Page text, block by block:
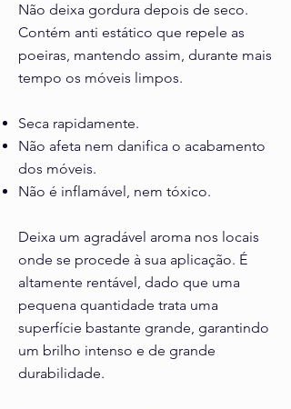
Não deixa gordura depois de seco.
Contém anti estático que repele as
poeiras, mantendo assim, durante mais
tempo os móveis limpos.
Seca rapidamente.
Não afeta nem danifica o acabamento
dos móveis.
Não é inflamável, nem tóxico.
Deixa um agradável aroma nos locais
onde se procede à sua aplicação. É
altamente rentável, dado que uma
pequena quantidade trata uma
superfície bastante grande, garantindo
um brilho intenso e de grande
durabilidade.